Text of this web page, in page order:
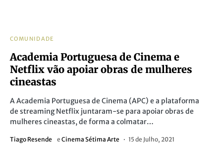
COMUNIDADE
Academia Portuguesa de Cinema e
Netflix vão apoiar obras de mulheres
cineastas
A Academia Portuguesa de Cinema (APC) e a plataforma
de streaming Netflix juntaram-se para apoiar obras de
mulheres cineastas, de forma a colmatar…
Tiago Resende e Cinema Sétima Arte 15 de Julho, 2021